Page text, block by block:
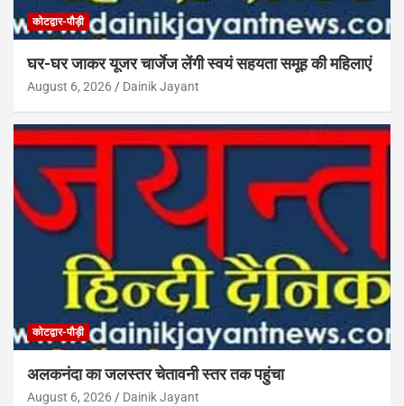
कोटद्वार-पौड़ी
घर-घर जाकर यूजर चार्जेज लेंगी स्वयं सहयता समूह की महिलाएं
August 6, 2026 Dainik Jayant
कोटद्वार-पौड़ी
अलकनंदा का जलस्तर चेतावनी स्तर तक पहुंचा
August 6, 2026 Dainik Jayant